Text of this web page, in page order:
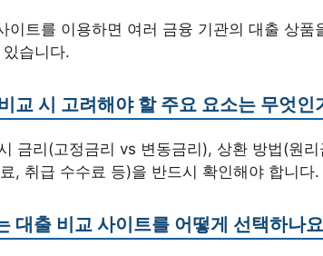
이트를 이용하면 여러 금융 기관의 대출 상
습니다.
교 시 고려해야 할 주요 요소는 무엇인
금리(고정금리 vs 변동금리), 상환 방법(원
, 취급 수수료 등)을 반드시 확인해야 합니다.
대출 비교 사이트를 어떻게 선택하나